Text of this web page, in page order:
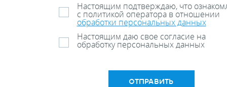
Настоящим подтверждаю, что
с политикой оператора в отношении
обработки персональных данных
Настоящим даю свое согласие на
обработку персональных данных
ОТПРАВИТЬ